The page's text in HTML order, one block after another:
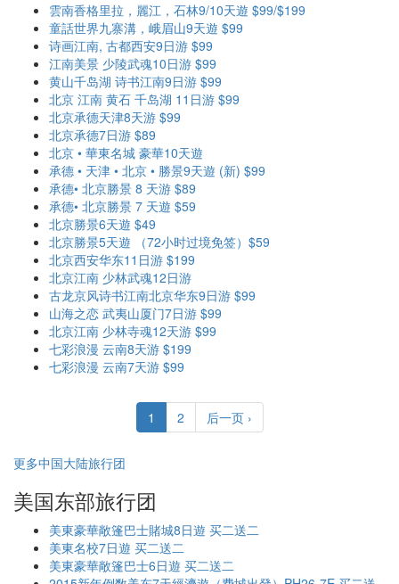
雲南香格里拉，麗江，石林9/10天遊 $99/$199
童話世界九寨溝，峨眉山9天遊 $99
诗画江南, 古都西安9日游 $99
江南美景 少陵武魂10日游 $99
黄山千岛湖 诗书江南9日游 $99
北京 江南 黄石 千岛湖 11日游 $99
北京承德天津8天游 $99
北京承德7日游 $89
北京 • 華東名城 豪華10天遊
承德 • 天津 • 北京 • 勝景9天遊 (新) $99
承德• 北京勝景 8 天游 $89
承德• 北京勝景 7 天遊 $59
北京勝景6天遊 $49
北京勝景5天遊 （72小时过境免签）$59
北京西安华东11日游 $199
北京江南 少林武魂12日游
古龙京风诗书江南北京华东9日游 $99
山海之恋 武夷山厦门7日游 $99
北京江南 少林寺魂12天游 $99
七彩浪漫 云南8天游 $199
七彩浪漫 云南7天游 $99
1 2 后一页 ›
更多中国大陆旅行团
美国东部旅行团
美東豪華敞篷巴士賭城8日遊 买二送二
美東名校7日遊 买二送二
美東豪華敞篷巴士6日遊 买二送二